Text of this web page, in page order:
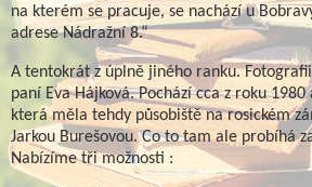
na kterém se pracuje, se nachází u
adrese Nádražní 8.“
A tentokrát z úplně jiného ranku.
paní Eva Hájková. Pochází cca z roku
která měla tehdy působiště na rosickém
Jarkou Burešovou. Co to tam ale probíhá
Nabízíme tři možnosti :